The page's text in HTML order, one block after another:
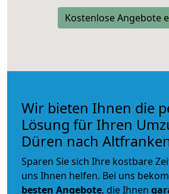
Kostenlose Angebote
Wir bieten Ihnen die
Lösung für Ihren
Düren nach
Sparen Sie sich Ihre kostbare
uns Ihnen helfen. Bei uns
besten Angebote, die Ihnen